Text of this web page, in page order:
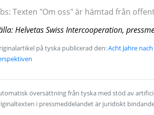
Texten "Om oss" är hämtad från
Helvetas Swiss Intercooperation,
på tyska publicerad den:Acht Jahre
översättning från tyska med stöd av
i pressmeddelandet är juridiskt